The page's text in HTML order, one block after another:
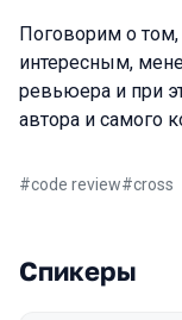
Поговорим о
интересным,
ревьюера и при
автора и самого
#code review#cross
Спикеры